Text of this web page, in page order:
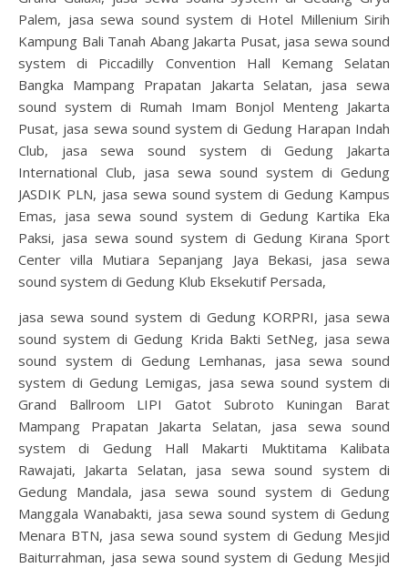
Palem, jasa sewa sound system di Hotel Millenium Sirih
Kampung Bali Tanah Abang Jakarta Pusat, jasa sewa sound
system di Piccadilly Convention Hall Kemang Selatan
Bangka Mampang Prapatan Jakarta Selatan, jasa sewa
sound system di Rumah Imam Bonjol Menteng Jakarta
Pusat, jasa sewa sound system di Gedung Harapan Indah
Club, jasa sewa sound system di Gedung Jakarta
International Club, jasa sewa sound system di Gedung
JASDIK PLN, jasa sewa sound system di Gedung Kampus
Emas, jasa sewa sound system di Gedung Kartika Eka
Paksi, jasa sewa sound system di Gedung Kirana Sport
Center villa Mutiara Sepanjang Jaya Bekasi, jasa sewa
sound system di Gedung Klub Eksekutif Persada,
jasa sewa sound system di Gedung KORPRI, jasa sewa
sound system di Gedung Krida Bakti SetNeg, jasa sewa
sound system di Gedung Lemhanas, jasa sewa sound
system di Gedung Lemigas, jasa sewa sound system di
Grand Ballroom LIPI Gatot Subroto Kuningan Barat
Mampang Prapatan Jakarta Selatan, jasa sewa sound
system di Gedung Hall Makarti Muktitama Kalibata
Rawajati, Jakarta Selatan, jasa sewa sound system di
Gedung Mandala, jasa sewa sound system di Gedung
Manggala Wanabakti, jasa sewa sound system di Gedung
Menara BTN, jasa sewa sound system di Gedung Mesjid
Baiturrahman, jasa sewa sound system di Gedung Mesjid